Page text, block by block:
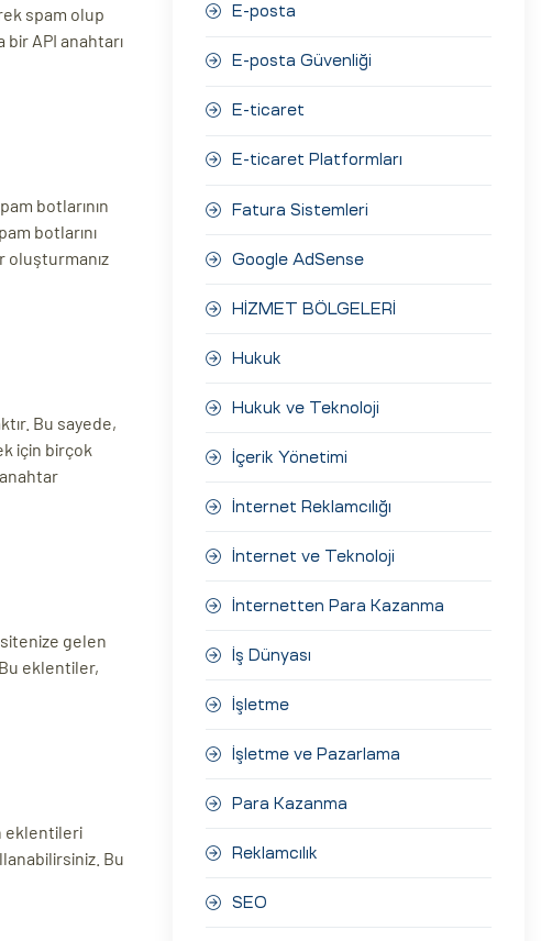
spam olup
bir API anahtarı
botlarının
botlarını
oluşturmanız
Bu sayede,
için birçok
gelen
eklentiler,
eklentileri
Bu
E-posta
E-posta Güvenliği
E-ticaret
E-ticaret Platformları
Fatura Sistemleri
Google AdSense
HİZMET BÖLGELERİ
Hukuk
Hukuk ve Teknoloji
İçerik Yönetimi
İnternet Reklamcılığı
İnternet ve Teknoloji
İnternetten Para Kazanma
İş Dünyası
İşletme
İşletme ve Pazarlama
Para Kazanma
Reklamcılık
SEO